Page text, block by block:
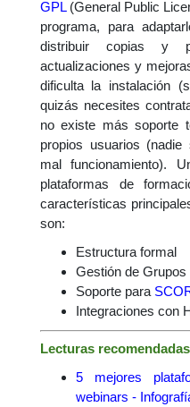
GPL(General Public
programa, para
distribuir copias y
actualizaciones y
dificulta la instalación
quizás necesites
no existe más soporte
propios usuarios
mal funcionamiento).
plataformas de
características
son:
Estructura formal
Gestión de Grupos
Soporte para
Integraciones con
Lecturas
5 mejores
webinars -